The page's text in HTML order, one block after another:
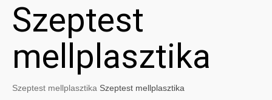
Szeptest
mellplasztika
Szeptest mellplasztika Szeptest mellplasztika